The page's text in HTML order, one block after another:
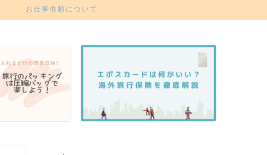
お仕事依頼について